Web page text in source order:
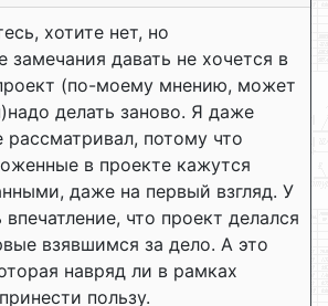
хотите нет, но
замечания давать не хочется в
(по-моему мнению, может
делать заново. Я даже
рассматривал, потому что
в проекте кажутся
даже на первый взгляд. У
что проект делался
взявшимся за дело. А это
навряд ли в рамках
пользу.